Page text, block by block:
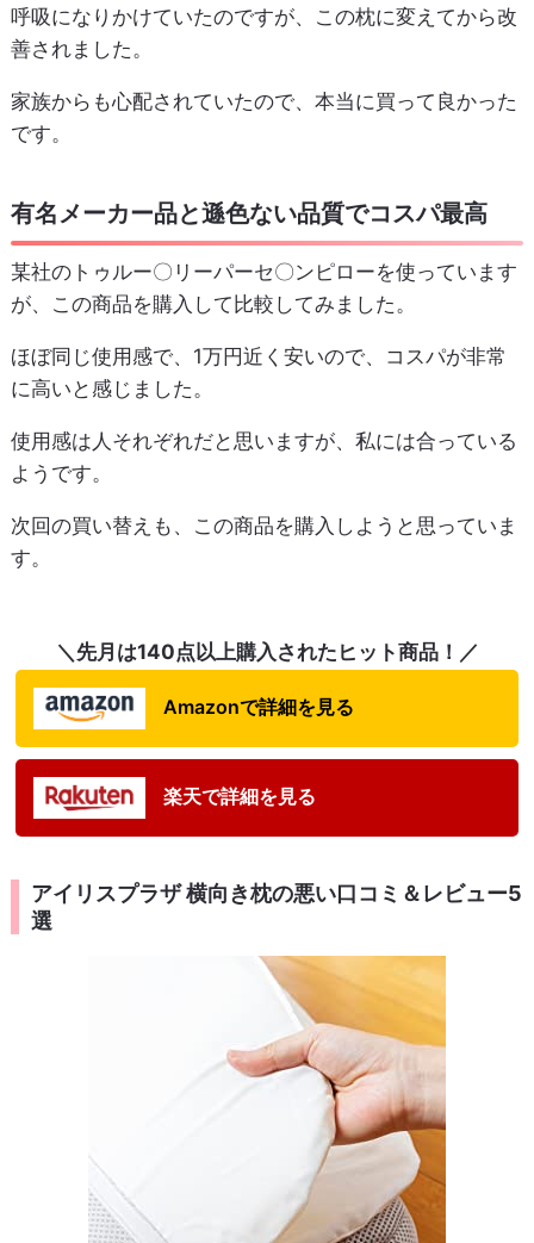
呼吸になりかけていたのですが、この枕に変えてから改
善されました。
家族からも心配されていたので、本当に買って良かった
です。
有名メーカー品と遜色ない品質でコスパ最高
某社のトゥルー〇リーパーセ〇ンピローを使っています
が、この商品を購入して比較してみました。
ほぼ同じ使用感で、1万円近く安いので、コスパが非常
に高いと感じました。
使用感は人それぞれだと思いますが、私には合っている
ようです。
次回の買い替えも、この商品を購入しようと思っていま
す。
＼先月は140点以上購入されたヒット商品！／
Amazonで詳細を見る
楽天で詳細を見る
アイリスプラザ 横向き枕の悪い口コミ＆レビュー5
選